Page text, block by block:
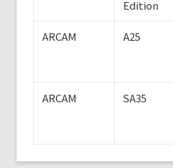
Edition
ARCAM A25
ARCAM SA35